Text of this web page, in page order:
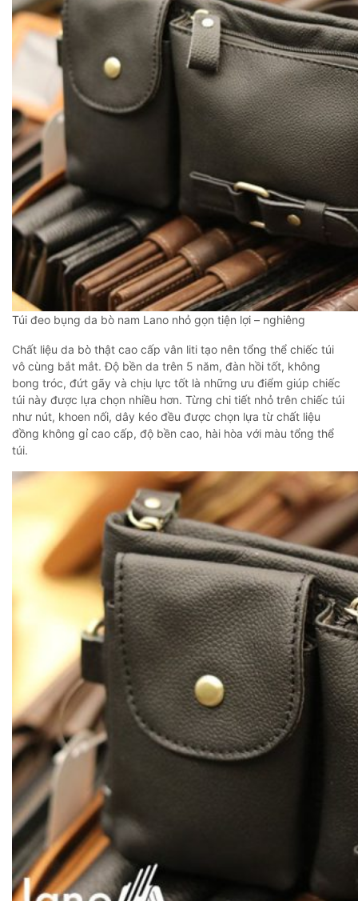
Túi đeo bụng da bò nam Lano nhỏ gọn tiện lợi – nghiêng
Chất liệu da bò thật cao cấp vân liti tạo nên tổng thể chiếc túi
vô cùng bắt mắt. Độ bền da trên 5 năm, đàn hồi tốt, không
bong tróc, đứt gãy và chịu lực tốt là những ưu điểm giúp chiếc
túi này được lựa chọn nhiều hơn. Từng chi tiết nhỏ trên chiếc túi
như nút, khoen nối, dây kéo đều được chọn lựa từ chất liệu
đồng không gỉ cao cấp, độ bền cao, hài hòa với màu tổng thể
túi.